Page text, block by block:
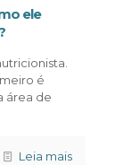
ele
é
área de
Leia mais